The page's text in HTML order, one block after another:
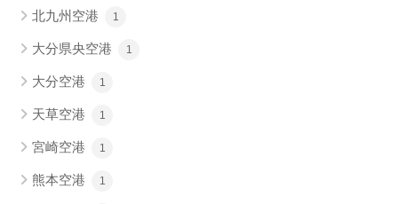
北九州空港 1
大分県央空港 1
大分空港 1
天草空港 1
宮崎空港 1
熊本空港 1